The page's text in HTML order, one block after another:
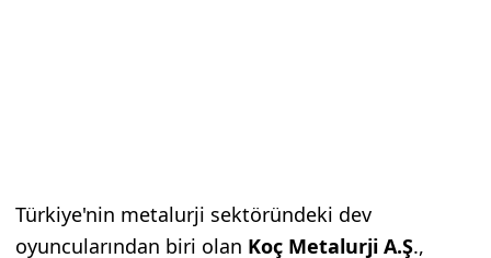
Türkiye'nin metalurji sektöründeki dev
oyuncularından biri olan Koç Metalurji A.Ş.,